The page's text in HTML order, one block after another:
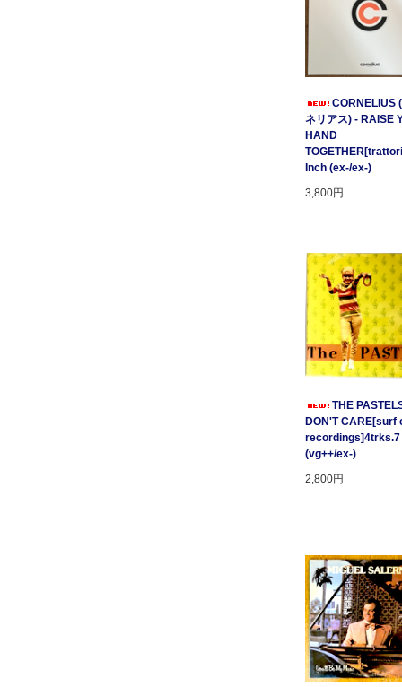
CORNELIUS
ネリアス) - RAISE
HAND
Inch (ex-/ex-)
3,800円
THE
DON'T CARE[surf
recordings]4trks.7
(vg++/ex-)
2,800円